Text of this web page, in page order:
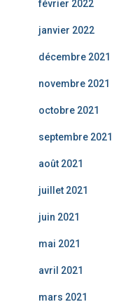
février 2022
janvier 2022
décembre 2021
novembre 2021
octobre 2021
septembre 2021
août 2021
juillet 2021
juin 2021
mai 2021
avril 2021
mars 2021